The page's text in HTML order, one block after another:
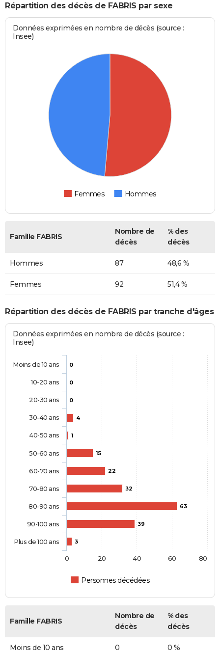
Répartition des décès de FABRIS par sexe
Données exprimées en nombre de décès (source :
Insee)
Femmes Hommes
Famille FABRIS
Nombre de
décès
% des
décès
Hommes 87 48,6 %
Femmes 92 51,4 %
Répartition des décès de FABRIS par tranche d'âges
Données exprimées en nombre de décès (source :
Insee)
0
0
0
4
1
15
22
32
63
39
3
Personnes décédées
Moins de 10 ans
10-20 ans
20-30 ans
30-40 ans
40-50 ans
50-60 ans
60-70 ans
70-80 ans
80-90 ans
90-100 ans
Plus de 100 ans
0 20 40 60 80
Famille FABRIS
Nombre de
décès
% des
décès
Moins de 10 ans 0 0 %